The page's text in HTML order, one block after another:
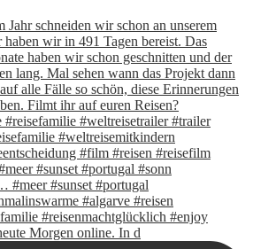
#sunset #portugal #sonn
Morgen online. In d